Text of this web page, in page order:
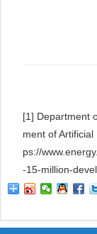
[1] Department
ment of
ps://
-15-million-